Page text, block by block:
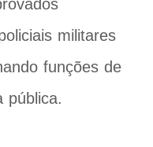
militares
funções de
pública.